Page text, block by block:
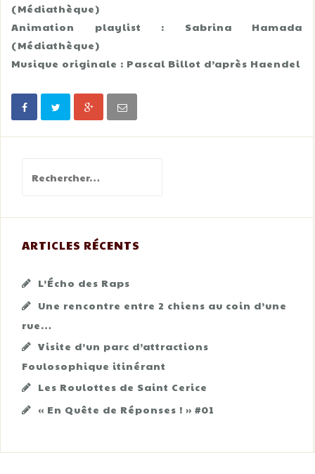
(Médiathèque)
Animation playlist : Sabrina Hamada
(Médiathèque)
Musique originale : Pascal Billot d’après Haendel
ARTICLES RÉCENTS
L’Écho des Raps
Une rencontre entre 2 chiens au coin d’une
rue…
Visite d’un parc d’attractions
Foulosophique itinérant
Les Roulottes de Saint Cerice
« En Quête de Réponses ! » #01